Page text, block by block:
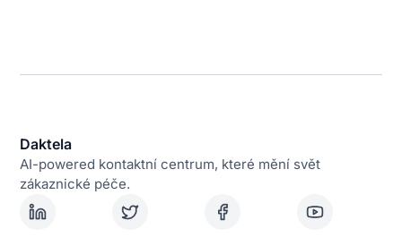
Daktela
AI-powered kontaktní centrum, které mění svět
zákaznické péče.